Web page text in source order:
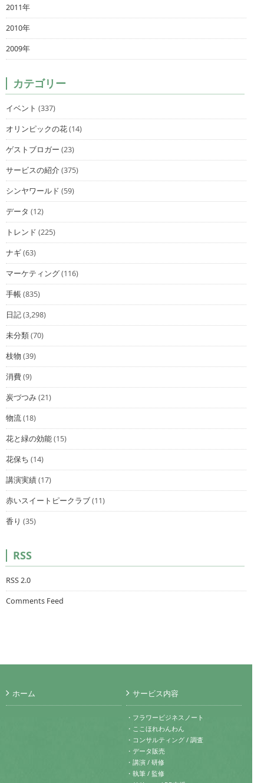
2011年
2010年
2009年
カテゴリー
イベント (337)
オリンピックの花(14)
ゲストブロガー (23)
サービスの紹介(375)
シンヤワールド (59)
データ (12)
トレンド (225)
ナギ(63)
マーケティング(116)
手帳(835)
日記(3,298)
未分類(70)
枝物 (39)
消費(9)
炭づつみ(21)
物流(18)
花と緑の効能(15)
花保ち (14)
講演実績(17)
赤いスイートピークラブ(11)
香り (35)
RSS
RSS 2.0
Comments Feed
ホーム サービス内容
・フラワービジネスノート
・ここほれわんわん
・コンサルティング / 調査
・データ販売
・講演 / 研修
・執筆 / 監修